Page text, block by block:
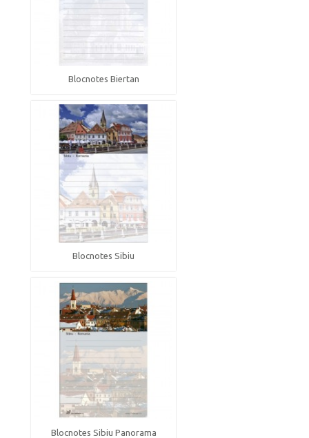
Blocnotes Biertan
Blocnotes Sibiu
Blocnotes Sibiu Panorama